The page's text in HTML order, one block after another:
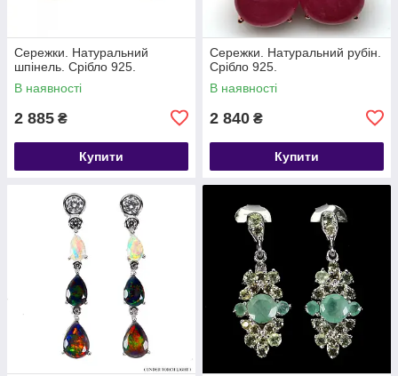
Сережки. Натуральний
шпінель. Срібло 925.
В наявності
2 885 ₴
Купити
Сережки. Натуральний рубін.
Срібло 925.
В наявності
2 840 ₴
Купити